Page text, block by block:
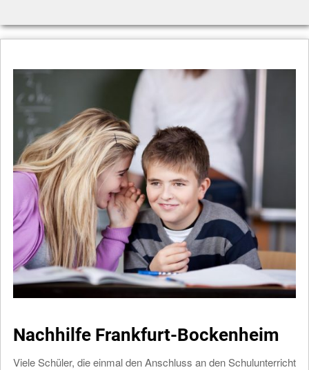
Nachhilfe Frankfurt-Bockenheim
Viele Schüler, die einmal den Anschluss an den Schulunterricht